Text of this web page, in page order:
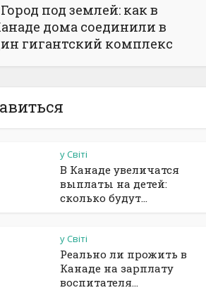
Город под землей: как в
дома соединили в
гигантский комплекс
у Світі
В Канаде увеличатся
выплаты на детей:
сколько будут...
у Світі
Реально ли прожить в
Канаде на зарплату
воспитателя...